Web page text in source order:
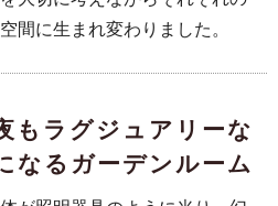
間に生まれ変わりました。
もラグジュアリーな
なるガーデンルーム